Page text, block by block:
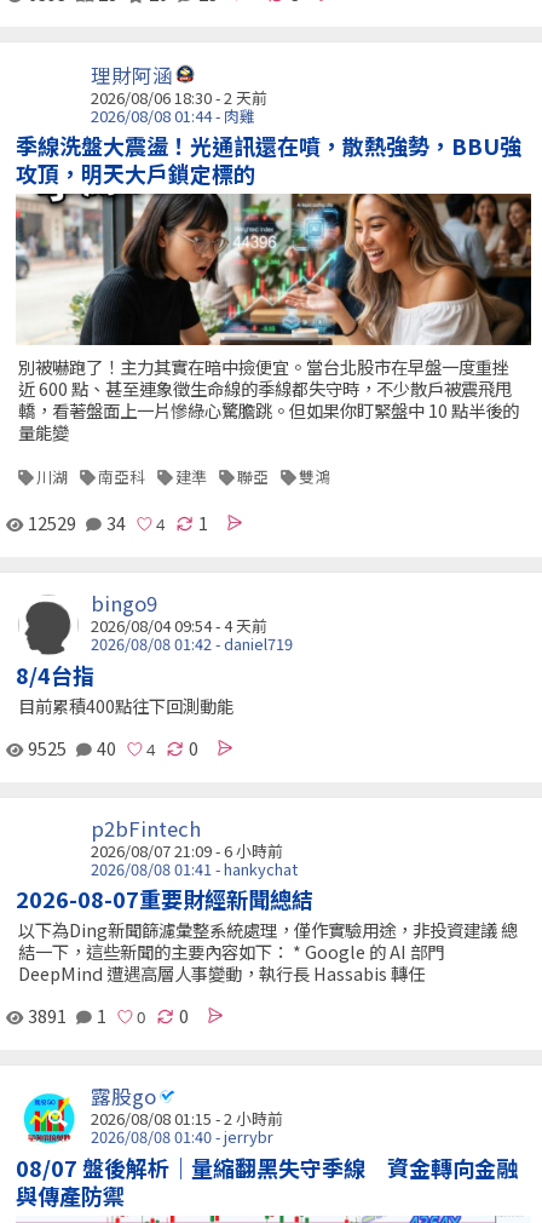
理財阿涵
2026/08/06 18:30 - 2 天前
2026/08/08 01:44 - 肉雞
季線洗盤大震盪！光通訊還在噴，散熱強勢，BBU強
攻頂，明天大戶鎖定標的
別被嚇跑了！主力其實在暗中撿便宜。當台北股市在早盤一度重挫
近 600 點、甚至連象徵生命線的季線都失守時，不少散戶被震飛甩
轎，看著盤面上一片慘綠心驚膽跳。但如果你盯緊盤中 10 點半後的
量能變
川湖 南亞科 建準 聯亞 雙鴻
12529 34 1
bingo9
2026/08/04 09:54 - 4 天前
2026/08/08 01:42 - daniel719
8/4台指
目前累積400點往下回測動能
9525
40 0
p2bFintech
2026/08/07 21:09 -6 小時前
2026/08/08 01:41 - hankychat
2026-08-07重要財經新聞總結
以下為Ding新聞篩濾彙整系統處理，僅作實驗用途，非投資建議 總
結一下，這些新聞的主要內容如下： * Google 的 AI 部門
DeepMind 遭遇高層人事變動，執行長 Hassabis 轉任
3891
1 0
露股go
2026/08/08 01:15 -2 小時前
2026/08/08 01:40 - jerrybr
08/07 盤後解析｜量縮翻黑失守季線 資金轉向金融
與傳產防禦